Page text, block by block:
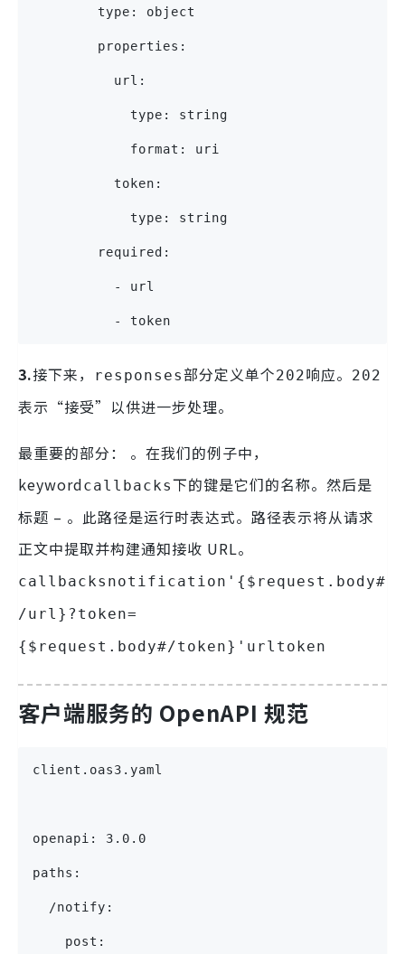
        type: object
        properties:
          url:
            type: string
            format: uri
          token:
            type: string
        required:
          - url
          - token
3.接下来， responses部分定义单个202响应。 202
表示“接受”以供进一步处理。
最重要的部分： 。在我们的例子中，
keywordcallbacks下的键是它们的名称。然后是
标题 – 。此路径是运行时表达式。路径表示将从请求
正文中提取并构建通知接收 URL。
callbacksnotification'{$request.body#
/url}?token=
{$request.body#/token}' urltoken
客户端服务的 OpenAPI 规范
client.oas3.yaml
openapi: 3.0.0
paths:
  /notify:
    post: